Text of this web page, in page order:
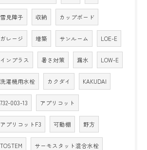
雪見障子 収納 カップボード
ガレージ 増築 サンルーム LOE-E
インプラス 暑さ対策 漏水 LOW-E
洗濯機用水栓 カクダイ KAKUDAI
732-003-13 アプリコット
アプリコットF3 可動棚 野方
TOSTEM サーモスタット混合水栓